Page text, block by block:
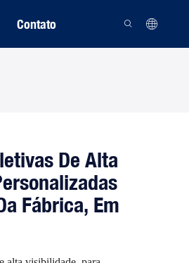
Contato
De Alta
Fábrica, Em